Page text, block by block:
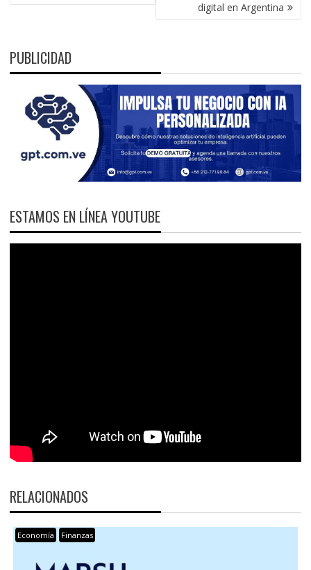
digital en Argentina
PUBLICIDAD
ESTAMOS EN LÍNEA YOUTUBE
RELACIONADOS
Economía Finanzas